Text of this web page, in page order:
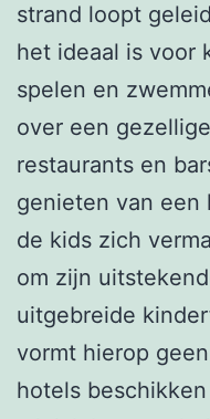
strand loopt
het ideaal is voor
spelen en
over een
restaurants en
genieten van een
de kids zich
om zijn
uitgebreide
vormt hierop
hotels